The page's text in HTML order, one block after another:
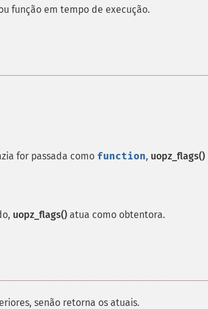
função em tempo de execução.
for passada como function, uopz_flags()
uopz_flags() atua como obtentora.
senão retorna os atuais.